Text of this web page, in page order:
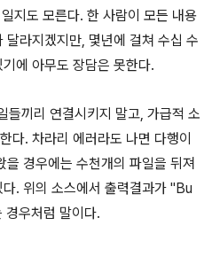
지도 모른다. 한 사람이 모든 내용
달라지겠지만, 몇년에 걸쳐 수십 수
에 아무도 장담은 못한다.
들끼리 연결시키지 말고, 가급적 소
다. 차라리 에러라도 나면 다행이
경우에는 수천개의 파일을 뒤져
. 위의 소스에서 출력결과가 "Bu
우처럼 말이다.